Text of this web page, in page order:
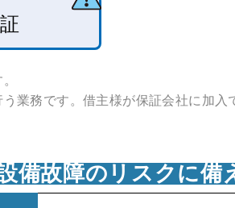
業務です。 借主様が保証会社に加入
備故障のリスクに備